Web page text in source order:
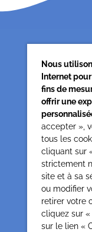
Nous
Internet
fins de
offrir une
accepter »,
tous les
cliquant sur
strictement
site et à sa
ou modifier
retirer votre
cliquez sur «
sur le lien «